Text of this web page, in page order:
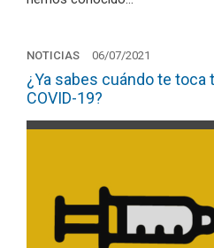
NOTICIAS 06/07/2021
¿Ya sabes cuándo te toca
COVID-19?